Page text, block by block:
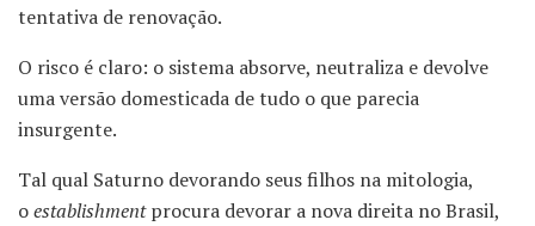
tentativa de renovação.
O risco é claro: o sistema absorve, neutraliza e devolve
uma versão domesticada de tudo o que parecia
insurgente.
Tal qual Saturno devorando seus filhos na mitologia,
oestablishmentprocura devorar a nova direita no Brasil,